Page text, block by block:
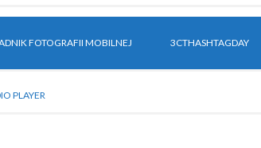
FOTOGRAFII MOBILNEJ 3CTHASHTAGDAY
PLAYER